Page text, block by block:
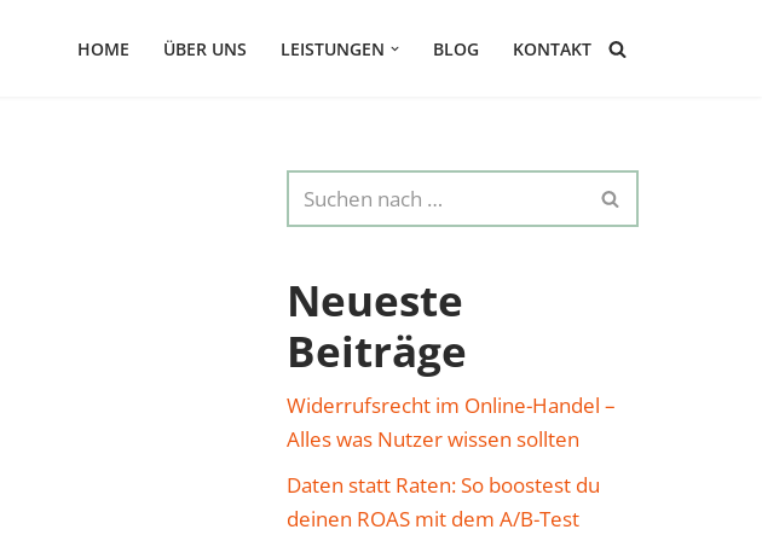
HOME ÜBER UNS LEISTUNGEN BLOG KONTAKT
Neueste
Beiträge
Widerrufsrecht im Online-Handel –
Alles was Nutzer wissen sollten
Daten statt Raten: So boostest du
deinen ROAS mit dem A/B-Test